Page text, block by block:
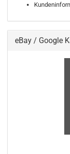
eBay / Google